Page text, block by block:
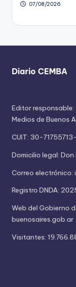
07/08/2026
Diario CEMBA
Editor
Medios de Buenos
CUIT: 30-
Domicilio legal:
Correo electrónico:
Registro DNDA:
Web del Gobierno
buenosaires.gob.ar
Visitantes: